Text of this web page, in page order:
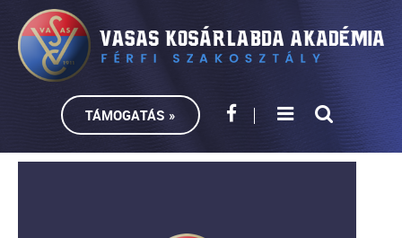
TÁMOGATÁS »